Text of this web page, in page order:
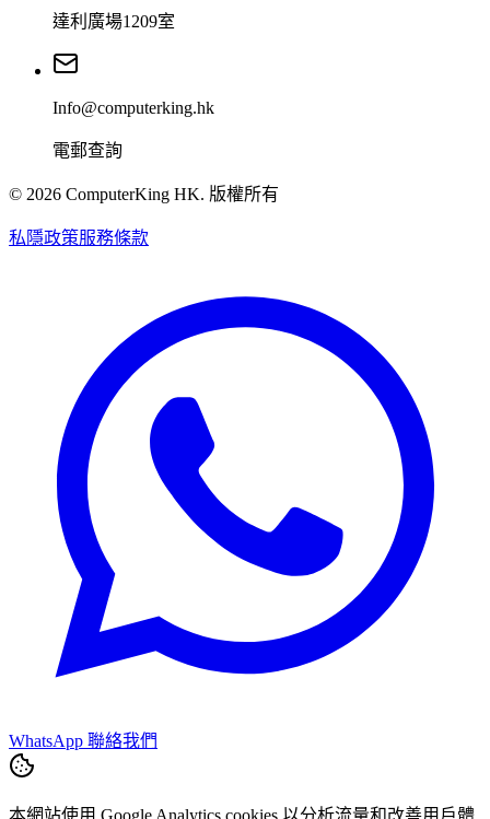
達利廣場1209室
Info@computerking.hk
電郵查詢
© 2026 ComputerKing HK. 版權所有
私隱政策服務條款
WhatsApp 聯絡我們
本網站使用 Google Analytics cookies 以分析流量和改善用戶體